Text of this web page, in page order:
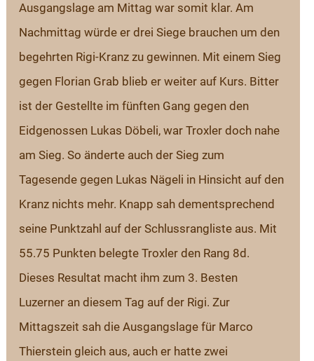
Ausgangslage am Mittag war somit klar. Am
Nachmittag würde er drei Siege brauchen um den
begehrten Rigi-Kranz zu gewinnen. Mit einem Sieg
gegen Florian Grab blieb er weiter auf Kurs. Bitter
ist der Gestellte im fünften Gang gegen den
Eidgenossen Lukas Döbeli, war Troxler doch nahe
am Sieg. So änderte auch der Sieg zum
Tagesende gegen Lukas Nägeli in Hinsicht auf den
Kranz nichts mehr. Knapp sah dementsprechend
seine Punktzahl auf der Schlussrangliste aus. Mit
55.75 Punkten belegte Troxler den Rang 8d.
Dieses Resultat macht ihm zum 3. Besten
Luzerner an diesem Tag auf der Rigi. Zur
Mittagszeit sah die Ausgangslage für Marco
Thierstein gleich aus, auch er hatte zwei